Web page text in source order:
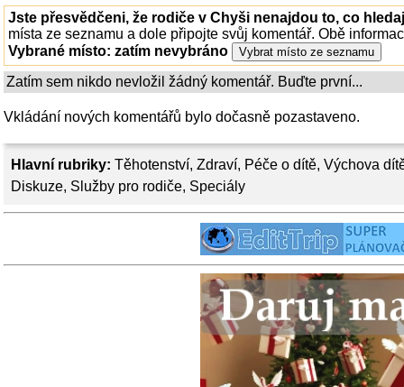
Hlavní rubriky: Těhotenství, Zdraví, Péče o dítě, Výchova
Diskuze, Služby pro rodiče, Speciály
Jste přesvědčeni, že rodiče v Chyši nenajdou to, co
místa ze seznamu a dole připojte svůj komentář. Obě
Vybrané místo: zatím nevybráno
Zatím sem nikdo nevložil žádný komentář. Buďte první...
Vkládání nových komentářů bylo dočasně pozastaveno.